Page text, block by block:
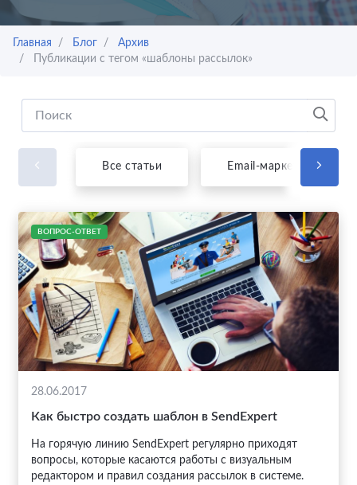
Главная Блог
Архив
Публикации с тегом «шаблоны рассылок»
Все статьи Email-маркетинг
ВОПРОС-ОТВЕТ
28.06.2017
Как быстро создать шаблон в SendExpert
На горячую линию SendExpert регулярно приходят
вопросы, которые касаются работы с визуальным
редактором и правил создания рассылок в системе.